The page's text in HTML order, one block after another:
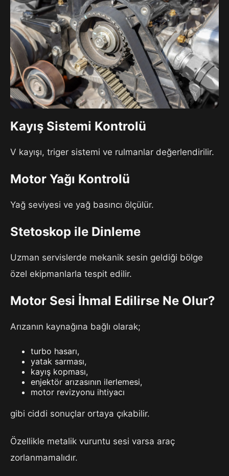
Kayış Sistemi Kontrolü
V kayışı, triger sistemi ve rulmanlar değerlendirilir.
Motor Yağı Kontrolü
Yağ seviyesi ve yağ basıncı ölçülür.
Stetoskop ile Dinleme
Uzman servislerde mekanik sesin geldiği bölge
özel ekipmanlarla tespit edilir.
Motor Sesi İhmal Edilirse Ne Olur?
Arızanın kaynağına bağlı olarak;
turbo hasarı,
yatak sarması,
kayış kopması,
enjektör arızasının ilerlemesi,
motor revizyonu ihtiyacı
gibi ciddi sonuçlar ortaya çıkabilir.
Özellikle metalik vuruntu sesi varsa araç
zorlanmamalıdır.